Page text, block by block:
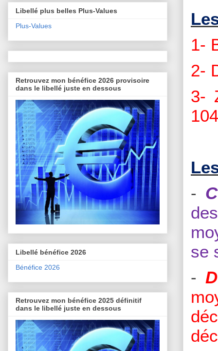
1-
2-
3-
-
se
-
Libellé plus belles Plus-Values
Plus-Values
Retrouvez mon bénéfice 2026 provisoire
dans le libellé juste en dessous
Libellé bénéfice 2026
Bénéfice 2026
Retrouvez mon bénéfice 2025 définitif
dans le libellé juste en dessous